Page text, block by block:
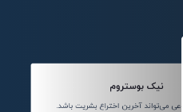
نیک بوستروم
می‌تواند آخرین اختراع بشریت باشد.